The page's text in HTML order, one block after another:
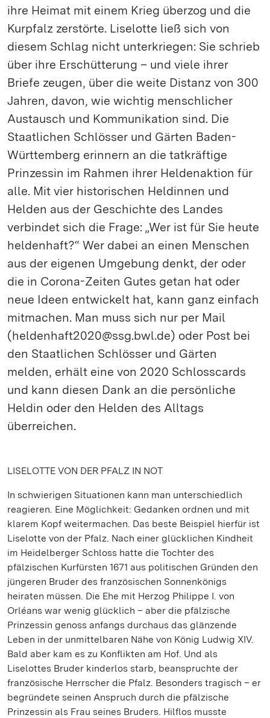
ihre Heimat mit einem Krieg überzog und die
Kurpfalz zerstörte. Liselotte ließ sich von
diesem Schlag nicht unterkriegen: Sie schrieb
über ihre Erschütterung – und viele ihrer
Briefe zeugen, über die weite Distanz von 300
Jahren, davon, wie wichtig menschlicher
Austausch und Kommunikation sind. Die
Staatlichen Schlösser und Gärten Baden-
Württemberg erinnern an die tatkräftige
Prinzessin im Rahmen ihrer Heldenaktion für
alle. Mit vier historischen Heldinnen und
Helden aus der Geschichte des Landes
verbindet sich die Frage: „Wer ist für Sie heute
heldenhaft?“ Wer dabei an einen Menschen
aus der eigenen Umgebung denkt, der oder
die in Corona-Zeiten Gutes getan hat oder
neue Ideen entwickelt hat, kann ganz einfach
mitmachen. Man muss sich nur per Mail
(heldenhaft2020@ssg.bwl.de) oder Post bei
den Staatlichen Schlösser und Gärten
melden, erhält eine von 2020 Schlosscards
und kann diesen Dank an die persönliche
Heldin oder den Helden des Alltags
überreichen.
LISELOTTE VON DER PFALZ IN NOT
In schwierigen Situationen kann man unterschiedlich
reagieren. Eine Möglichkeit: Gedanken ordnen und mit
klarem Kopf weitermachen. Das beste Beispiel hierfür ist
Liselotte von der Pfalz. Nach einer glücklichen Kindheit
im Heidelberger Schloss hatte die Tochter des
pfälzischen Kurfürsten 1671 aus politischen Gründen den
jüngeren Bruder des französischen Sonnenkönigs
heiraten müssen. Die Ehe mit Herzog Philippe I. von
Orléans war wenig glücklich – aber die pfälzische
Prinzessin genoss anfangs durchaus das glänzende
Leben in der unmittelbaren Nähe von König Ludwig XIV.
Bald aber kam es zu Konflikten am Hof. Und als
Liselottes Bruder kinderlos starb, beanspruchte der
französische Herrscher die Pfalz. Besonders tragisch – er
begründete seinen Anspruch durch die pfälzische
Prinzessin als Frau seines Bruders. Hilflos musste